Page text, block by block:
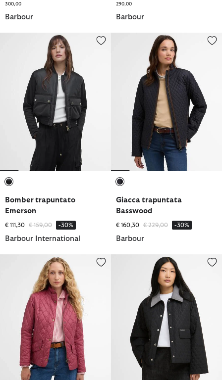
300,00
Barbour
290,00
Barbour
Bomber trapuntato Emerson
Bomber trapuntato
Emerson
€ 111,30 Prezzo ridotto da
€ 159,00a -30%
Barbour International
Giacca trapuntata Basswood
Giacca trapuntata
Basswood
€ 160,30 Prezzo ridotto da
€ 229,00a -30%
Barbour
Giacca trapuntata Flyweight CavalryGiacca trapuntata Kirby